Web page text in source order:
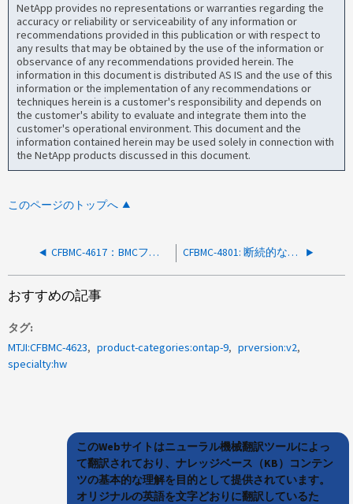
NetApp provides no representations or warranties regarding the
accuracy or reliability or serviceability of any information or
recommendations provided in this publication or with respect to
any results that may be obtained by the use of the information or
observance of any recommendations provided herein. The
information in this document is distributed AS IS and the use of this
information or the implementation of any recommendations or
techniques herein is a customer's responsibility and depends on
the customer's ability to evaluate and integrate them into the
customer's operational environment. This document and the
information contained herein may be used solely in connection with
the NetApp products discussed in this document.
このページのトップへ
CFBMC-4617：BMCファームウェア16.6は古いBMCバージョンから更新可能 CFBMC-4801: 断続的な「cf.hwassist.missedKeepAlive」イベント
おすすめの記事
タグ
MTJI:CFBMC-4623
product-categories:ontap-9
prversion:v2
specialty:hw
このWebサイトはニューラル機械翻訳ツールによっ
て翻訳されており、ナレッジベース（KB）コンテン
ツの基本的な理解を目的として提供されています。
オリジナルの英語を文字どおりに翻訳しているた